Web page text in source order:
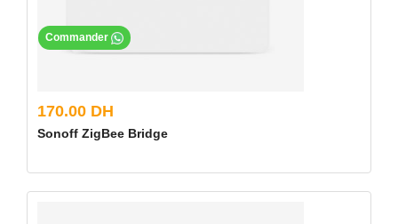
170.00 DH
Sonoff ZigBee Bridge
Commander